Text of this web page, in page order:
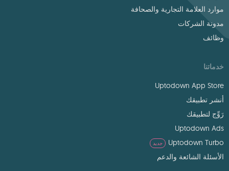
موارد العلامة التجارية والصحافة
مدونة الشركات
وظائف
خدماتنا
Uptodown App Store
أنشر تطبيقك
رَوِّج لتطبيقك
Uptodown Ads
Uptodown Turbo
جديد
الأسئلة الشائعة والدعم